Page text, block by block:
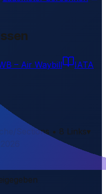
– Air Waybill IATA
Sections • 8 Links▾